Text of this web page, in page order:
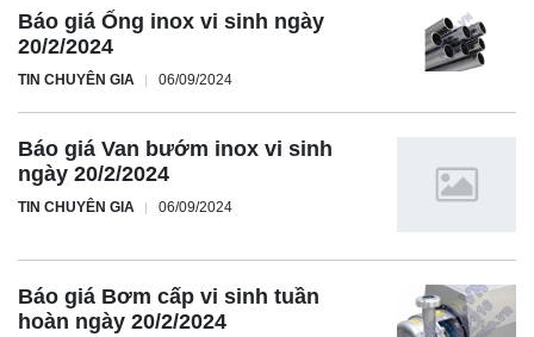
Báo giá Ống inox vi sinh ngày
20/2/2024
TIN CHUYÊN GIA 06/09/2024
Báo giá Van bướm inox vi sinh
ngày 20/2/2024
TIN CHUYÊN GIA 06/09/2024
Báo giá Bơm cấp vi sinh tuần
hoàn ngày 20/2/2024